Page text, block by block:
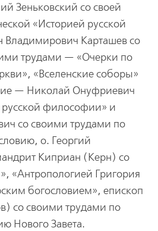
Зеньковский со своей
«Историей русской
Карташев со
трудами — «Очерки по
«Вселенские соборы»
— Николай Онуфриевич
русской философии» и
со своими трудами по
о. Георгий
Киприан (Керн) со
«Антропологией Григория
богословием», епископ
со своими трудами по
Нового Завета.